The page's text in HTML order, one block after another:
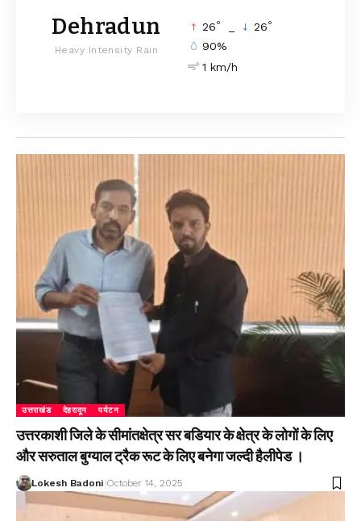
Dehradun
Heavy Intensity Rain
26° 26°
90%
1 km/h
उत्तराखंड देहरादून पर्यटन
उत्तरकाशी जिले के सीमांतक्षेत्र सर बडियार के क्षेत्र के लोगों के लिए
और सरुताल बुग्याल ट्रैक रूट के लिए बनेगा जल्दी हैलीपेड ।
Lokesh Badoni October 14, 2025